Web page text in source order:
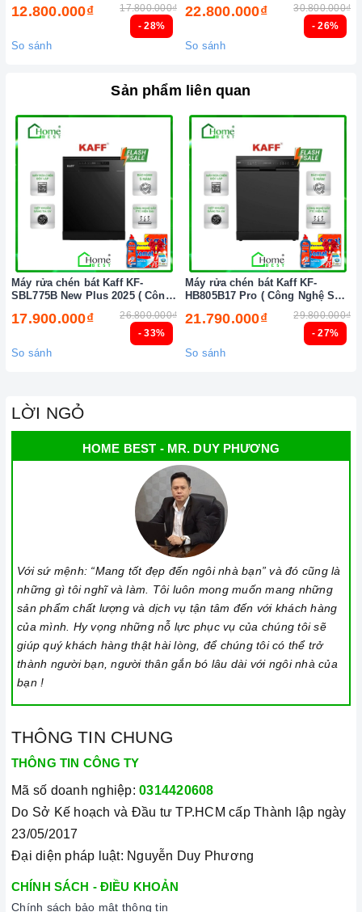
- 28%
12.800.000₫ 17.800.000₫
So sánh
- 26%
22.800.000₫ 30.800.000₫
So sánh
Sản phẩm liên quan
- 33%
Máy rửa chén bát Kaff KF-
SBL775B New Plus 2025 ( Công
17.900.000₫ 26.800.000₫
So sánh
- 27%
Máy rửa chén bát Kaff KF-
HB805B17 Pro ( Công Nghệ Sấy
21.790.000₫ 29.800.000₫
So sánh
LỜI NGỎ
HOME BEST - MR. DUY PHƯƠNG
Với sứ mệnh: “Mang tốt đẹp đến ngôi nhà bạn” và đó cũng là
những gì tôi nghĩ và làm. Tôi luôn mong muốn mang những
sản phẩm chất lượng và dịch vụ tận tâm đến với khách hàng
của mình. Hy vọng những nỗ lực phục vụ của chúng tôi sẽ
giúp quý khách hàng thật hài lòng, để chúng tôi có thể trở
thành người bạn, người thân gắn bó lâu dài với ngôi nhà của
bạn !
THÔNG TIN CHUNG
THÔNG TIN CÔNG TY
Mã số doanh nghiệp: 0314420608
Do Sở Kế hoạch và Đầu tư TP.HCM cấp Thành lập ngày
23/05/2017
Đại diện pháp luật: Nguyễn Duy Phương
CHÍNH SÁCH - ĐIỀU KHOẢN
Chính sách bảo mật thông tin